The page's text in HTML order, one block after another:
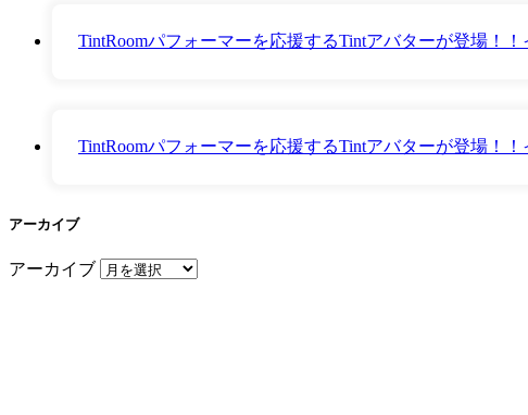
TintRoomパフォーマーを応援するTintアバターが登場！
TintRoomパフォーマーを応援するTintアバターが登場！
アーカイブ
アーカイブ